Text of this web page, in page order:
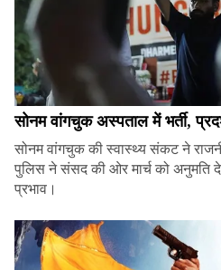
सोनम वांगचुक अस्पताल में भर्ती,
सोनम वांगचुक की स्वास्थ्य संकट ने
पुलिस ने संसद की ओर मार्च को अनुमति
प्रभाव।